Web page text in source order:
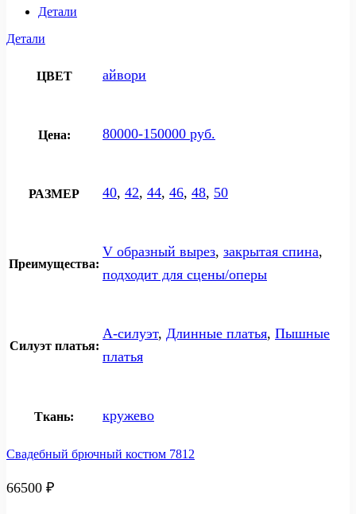
Детали
Детали
ЦВЕТ айвори
Цена: 80000-150000 руб.
РАЗМЕР 40, 42, 44, 46, 48, 50
Преимущества:
V образный вырез, закрытая спина,
подходит для сцены/оперы
Силуэт платья:
А-силуэт, Длинные платья, Пышные
платья
Ткань: кружево
Свадебный брючный костюм 7812
66500 ₽